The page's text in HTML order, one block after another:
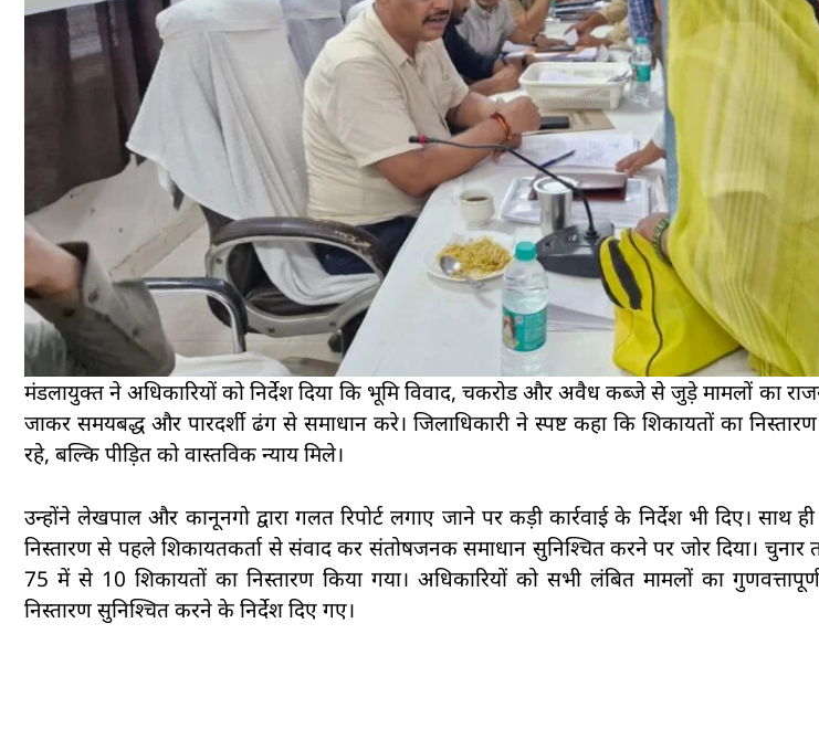
मंडलायुक्त ने अधिकारियों को निर्देश दिया कि भूमि विवाद, चकरोड और अवैध कब्जे से जुड़े मामलों का
जाकर समयबद्ध और पारदर्शी ढंग से समाधान करे। जिलाधिकारी ने स्पष्ट कहा कि शिकायतों का
रहे, बल्कि पीड़ित को वास्तविक न्याय मिले।
उन्होंने लेखपाल और कानूनगो द्वारा गलत रिपोर्ट लगाए जाने पर कड़ी कार्रवाई के निर्देश भी दिए। साथ
निस्तारण से पहले शिकायतकर्ता से संवाद कर संतोषजनक समाधान सुनिश्चित करने पर जोर दिया।
75 में से 10 शिकायतों का निस्तारण किया गया। अधिकारियों को सभी लंबित मामलों का
निस्तारण सुनिश्चित करने के निर्देश दिए गए।